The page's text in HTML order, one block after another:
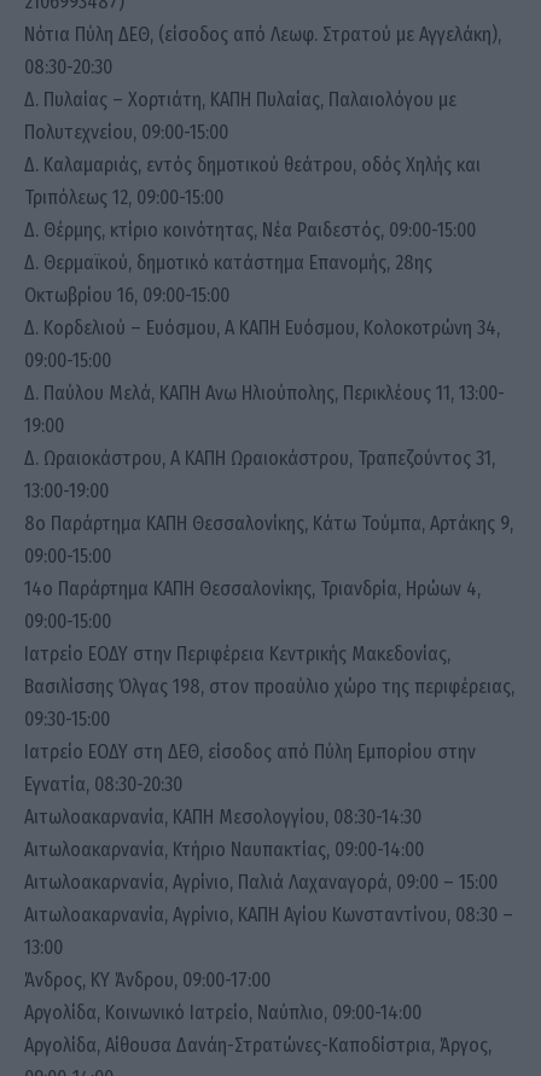
Νότια Πύλη ΔΕΘ, (είσοδος από Λεωφ. Στρατού με Αγγελάκη),
08:30-20:30
Δ. Πυλαίας – Χορτιάτη, ΚΑΠΗ Πυλαίας, Παλαιολόγου με
Πολυτεχνείου, 09:00-15:00
Δ. Καλαμαριάς, εντός δημοτικού θεάτρου, οδός Χηλής και
Τριπόλεως 12, 09:00-15:00
Δ. Θέρμης, κτίριο κοινότητας, Νέα Ραιδεστός, 09:00-15:00
Δ. Θερμαϊκού, δημοτικό κατάστημα Επανομής, 28ης
Οκτωβρίου 16, 09:00-15:00
Δ. Κορδελιού – Ευόσμου, Α ΚΑΠΗ Ευόσμου, Κολοκοτρώνη 34,
09:00-15:00
Δ. Παύλου Μελά, ΚΑΠΗ Ανω Ηλιούπολης, Περικλέους 11, 13:00-
19:00
Δ. Ωραιοκάστρου, Α ΚΑΠΗ Ωραιοκάστρου, Τραπεζούντος 31,
13:00-19:00
8ο Παράρτημα ΚΑΠΗ Θεσσαλονίκης, Κάτω Τούμπα, Αρτάκης 9,
09:00-15:00
14ο Παράρτημα ΚΑΠΗ Θεσσαλονίκης, Τριανδρία, Ηρώων 4,
09:00-15:00
Ιατρείο ΕΟΔΥ στην Περιφέρεια Κεντρικής Μακεδονίας,
Βασιλίσσης Όλγας 198, στον προαύλιο χώρο της περιφέρειας,
09:30-15:00
Ιατρείο ΕΟΔΥ στη ΔΕΘ, είσοδος από Πύλη Εμπορίου στην
Εγνατία, 08:30-20:30
Αιτωλοακαρνανία, ΚΑΠΗ Μεσολογγίου, 08:30-14:30
Αιτωλοακαρνανία, Κτήριο Ναυπακτίας, 09:00-14:00
Αιτωλοακαρνανία, Αγρίνιο, Παλιά Λαχαναγορά, 09:00 – 15:00
Αιτωλοακαρνανία, Αγρίνιο, ΚΑΠΗ Αγίου Κωνσταντίνου, 08:30 –
13:00
Άνδρος, ΚΥ Άνδρου, 09:00-17:00
Αργολίδα, Κοινωνικό Ιατρείο, Ναύπλιο, 09:00-14:00
Αργολίδα, Αίθουσα Δανάη-Στρατώνες-Καποδίστρια, Άργος,